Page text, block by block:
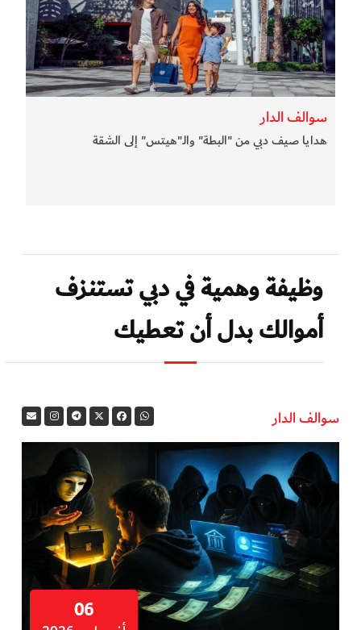
سوالف الدار
هدايا صيف دبي من "البطة" والـ"هيتس" إلى الشقة
وظيفة وهمية في دبي تستنزف
أموالك بدل أن تعطيك
سوالف الدار
06